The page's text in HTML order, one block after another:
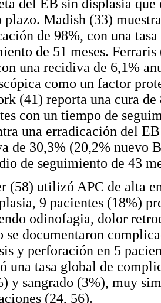
del EB sin displasia
plazo. Madish (33)
de 98%, con una
de 51 meses.
una recidiva de 6,1%
como un factor
(41) reporta una cura
con un tiempo de
una erradicación del
de 30,3% (20,2% nuevo
de seguimiento de 43
(58) utilizó APC de alta
9 pacientes (18%)
odinofagia, dolor
se documentaron
y perforación en 5
una tasa global de
y sangrado (3%), muy
(24, 56).